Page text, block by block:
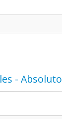
- Absoluto